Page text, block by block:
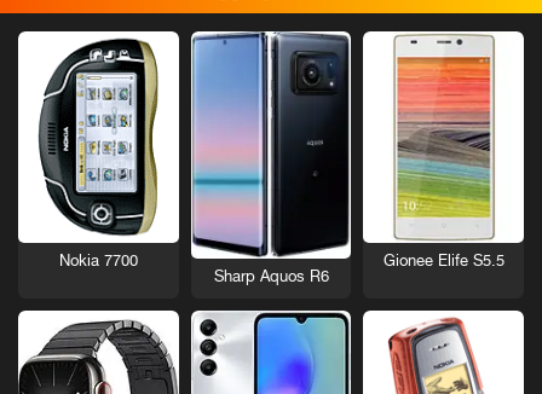
Gionee Elife S5.5
Sharp Aquos R6
Nokia 7700